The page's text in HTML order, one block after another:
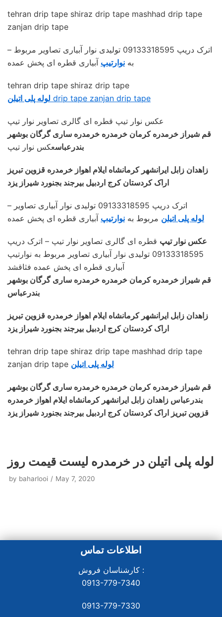
tehran drip tape shiraz drip tape mashhad drip tape
zanjan drip tape
– اترک دریپ 09133318595 تولیدی نوار آبیاری تصاویر مربوط
به نوارتیپ آبیاری قطره ای پخش عمده
tehran drip tape shiraz drip tape
لوله پلی اتیلن drip tape zanjan drip tape
عکس نوار تیپ قطره ای گالری تصاویر نوار تیپ
قم شیراز خرمدره کرمان خرمدره خرمدره ساری گرگان بوشهر
بندرعباسعکس نوار تیپ
زاهدان زابل ایرانشهر کرمانشاه ایلام اهواز خرمدره قزوین تبریز
اراک کردستان کرج اردبیل بیرجند بجنورد شیراز یزد
– اترک دریپ 09133318595 تولیدی نوار آبیاری تصاویر
لوله پلی اتیلن مربوط به نوارتیپ آبیاری قطره ای پخش عمده
عکس نوار تیپ قطره ای گالری تصاویر نوار تیپ – اترک دریپ
09133318595 تولیدی نوار آبیاری تصاویر مربوط به نوارتیپ
آبیاری قطره ای پخش عمده فثاقشد
قم شیراز خرمدره کرمان خرمدره خرمدره ساری گرگان بوشهر
بندرعباس
زاهدان زابل ایرانشهر کرمانشاه ایلام اهواز خرمدره قزوین تبریز
اراک کردستان کرج اردبیل بیرجند بجنورد شیراز یزد
tehran drip tape shiraz drip tape mashhad drip tape
zanjan drip tape لوله پلی اتیلن
قم شیراز خرمدره کرمان خرمدره خرمدره ساری گرگان بوشهر
بندرعباس زاهدان زابل ایرانشهر کرمانشاه ایلام اهواز خرمدره
قزوین تبریز اراک کردستان کرج اردبیل بیرجند بجنورد شیراز یزد
لوله پلی اتیلن در خرمدره لیست قیمت روز
by baharlooi May 7, 2020
اطلاعات تماس
کارشناسان فروش :
0913-779-7340
0913-779-7330